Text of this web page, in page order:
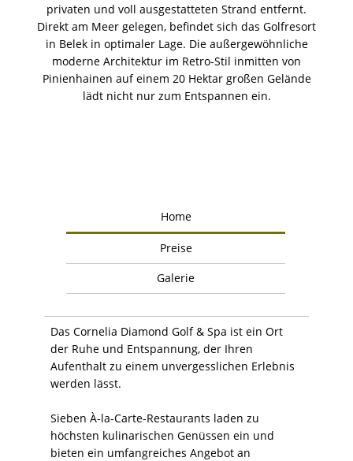
privaten und voll ausgestatteten Strand entfernt.
Direkt am Meer gelegen, befindet sich das Golfresort
in Belek in optimaler Lage. Die außergewöhnliche
moderne Architektur im Retro-Stil inmitten von
Pinienhainen auf einem 20 Hektar großen Gelände
lädt nicht nur zum Entspannen ein.
Home
Preise
Galerie
Das Cornelia Diamond Golf & Spa ist ein Ort
der Ruhe und Entspannung, der Ihren
Aufenthalt zu einem unvergesslichen Erlebnis
werden lässt.
Sieben À-la-Carte-Restaurants laden zu
höchsten kulinarischen Genüssen ein und
bieten ein umfangreiches Angebot an